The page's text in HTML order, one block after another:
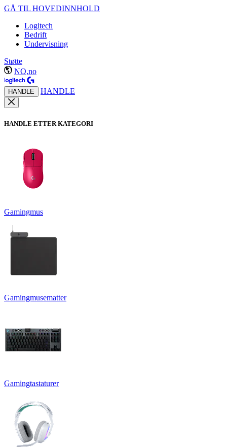
GÅ TIL HOVEDINNHOLD
Logitech
Bedrift
Undervisning
Støtte
NO,no
HANDLE HANDLE
HANDLE ETTER KATEGORI
Gamingmus
Gamingmusematter
Gamingtastaturer